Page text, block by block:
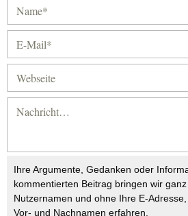
Ihre Argumente, Gedanken oder
kommentierten Beitrag bringen wir
Nutzernamen und ohne Ihre E-
Vor- und Nachnamen erfahren.